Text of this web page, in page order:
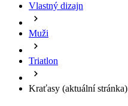
Vlastný dizajn
Muži
Triatlon
Kraťasy (aktuální stránka)